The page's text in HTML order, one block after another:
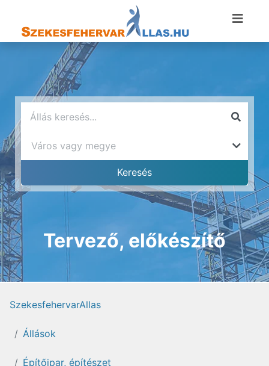
Tervező, előkészítő
SzekesfehervarAllas
Állások
Építőipar, építészet